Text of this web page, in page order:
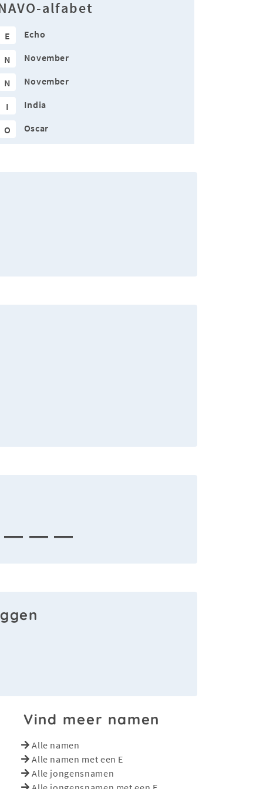
alfabet
E Echo
N November
N November
I India
O Oscar
— — —
Vind meer namen
Alle namen
Alle namen met een E
Alle jongensnamen